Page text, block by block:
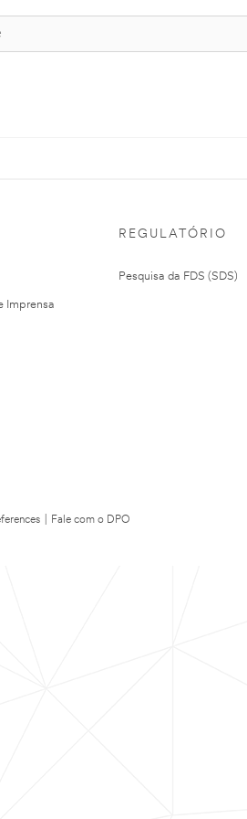
Imprensa
REGULATÓRIO
Pesquisa da FDS (SDS)
Fale com o DPO